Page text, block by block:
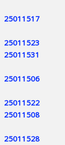
25011517
25011523
25011531
25011506
25011522
25011508
25011528